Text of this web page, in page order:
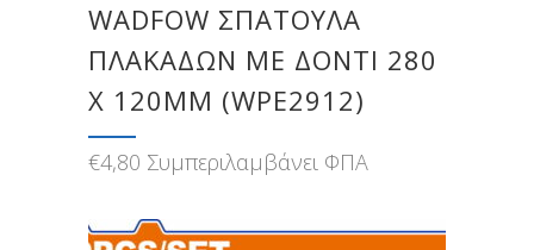
WADFOW ΣΠΑΤΟΥΛΑ
ΠΛΑΚΑΔΩΝ ΜΕ ΔΟΝΤΙ 280
X 120MM (WPE2912)
€4,80 Συμπεριλαμβάνει ΦΠΑ